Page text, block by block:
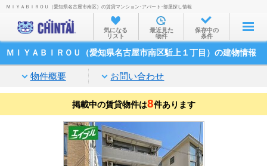
お部屋を探す
沿線・駅から
家賃相場から
通勤通学時間から
不動産会社から
ＭＩＹＡＢＩＲＯＵ（愛知県名古屋市南区）の賃貸マンション･アパート･部屋探し情報
気になる
リスト
最近見た
物件
保存中の
条件
ＭＩＹＡＢＩＲＯＵ（愛知県名古屋市南区駈上１丁目）の建物情報
物件概要 お問い合わせ
掲載中の賃貸物件は8件あります